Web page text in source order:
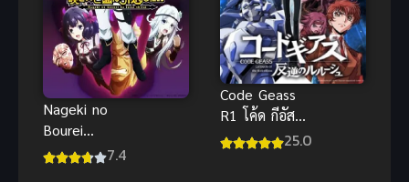
Nageki no
Bourei
Season 2 7.4
Code Geass
R1 โค้ด กีอัส
ภาค 1 พากย์25.0